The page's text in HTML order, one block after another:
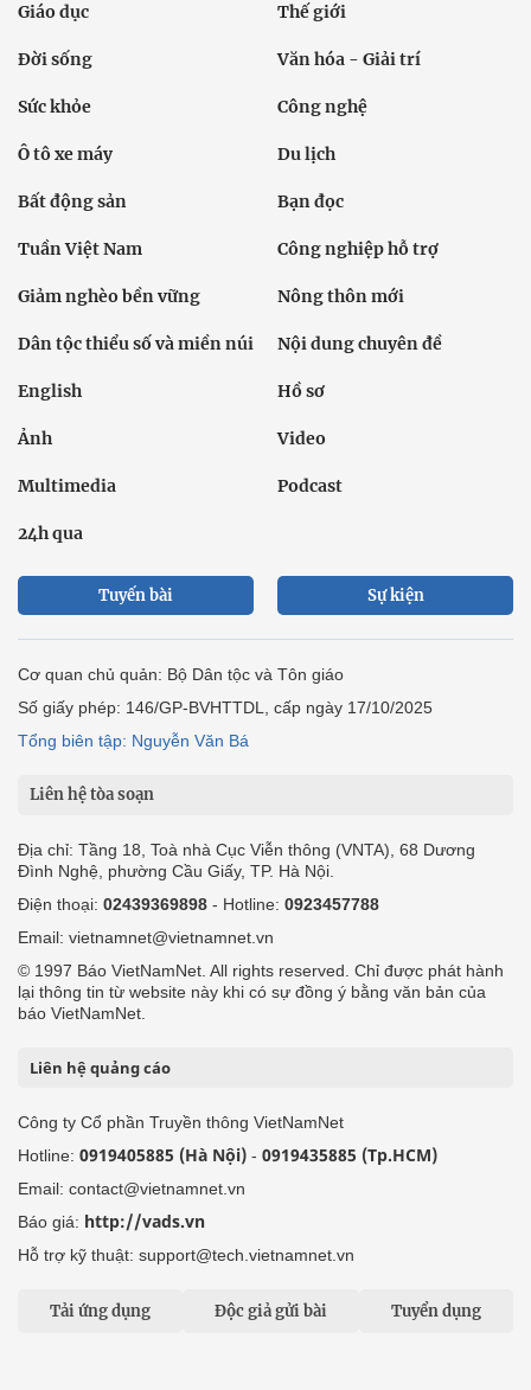
Giáo dục Thế giới
Đời sống Văn hóa - Giải trí
Sức khỏe Công nghệ
Ô tô xe máy Du lịch
Bất động sản Bạn đọc
Tuần Việt Nam Công nghiệp hỗ trợ
Giảm nghèo bền vững Nông thôn mới
Dân tộc thiểu số và miền núi Nội dung chuyên đề
English Hồ sơ
Ảnh Video
Multimedia Podcast
24h qua
Tuyến bài Sự kiện
Cơ quan chủ quản: Bộ Dân tộc và Tôn giáo
Số giấy phép: 146/GP-BVHTTDL, cấp ngày 17/10/2025
Tổng biên tập: Nguyễn Văn Bá
Liên hệ tòa soạn
Địa chỉ: Tầng 18, Toà nhà Cục Viễn thông (VNTA), 68 Dương
Đình Nghệ, phường Cầu Giấy, TP. Hà Nội.
Điện thoại: 02439369898 - Hotline: 0923457788
Email: vietnamnet@vietnamnet.vn
© 1997 Báo VietNamNet. All rights reserved. Chỉ được phát hành
lại thông tin từ website này khi có sự đồng ý bằng văn bản của
báo VietNamNet.
Liên hệ quảng cáo
Công ty Cổ phần Truyền thông VietNamNet
Hotline: 0919405885 (Hà Nội) - 0919435885 (Tp.HCM)
Email: contact@vietnamnet.vn
Báo giá: http://vads.vn
Hỗ trợ kỹ thuật: support@tech.vietnamnet.vn
Tải ứng dụng Độc giả gửi bài Tuyển dụng